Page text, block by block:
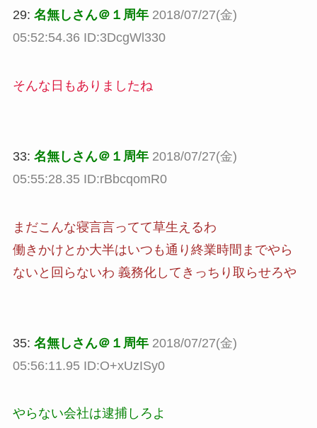
29: 名無しさん＠１周年 2018/07/27(金)
05:52:54.36 ID:3DcgWl330
そんな日もありましたね
33: 名無しさん＠１周年 2018/07/27(金)
05:55:28.35 ID:rBbcqomR0
まだこんな寝言言ってて草生えるわ
働きかけとか大半はいつも通り終業時間までやら
ないと回らないわ 義務化してきっちり取らせろや
35: 名無しさん＠１周年 2018/07/27(金)
05:56:11.95 ID:O+xUzISy0
やらない会社は逮捕しろよ